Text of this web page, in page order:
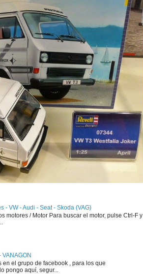
- VW - Audi - Seat - Skoda (VAG)
motores / Motor Para buscar el motor, pulse Ctrl-F y
VANAGON
el grupo de facebook , para los que
pongo aquí, segur...